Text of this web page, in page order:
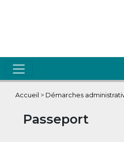
Accueil > Démarches
Passeport